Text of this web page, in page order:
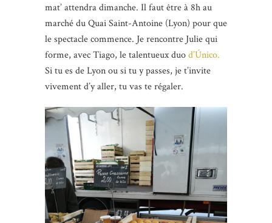
mat’ attendra dimanche. Il faut être à 8h au
marché du Quai Saint-Antoine (Lyon) pour que
le spectacle commence. Je rencontre Julie qui
forme, avec Tiago, le talentueux duod’Único.
Si tu es de Lyon ou si tu y passes, je t’invite
vivement d’y aller, tu vas te régaler.